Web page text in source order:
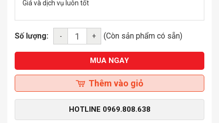
Giá và dịch vụ luôn tốt
Số lượng: - + (Còn sản phẩm có sẵn)
MUA NGAY
Thêm vào giỏ
HOTLINE 0969.808.638